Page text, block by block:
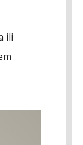
ili